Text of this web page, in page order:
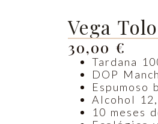
Vega
30,00€
Tardana
DOP
Alcohol
10 meses